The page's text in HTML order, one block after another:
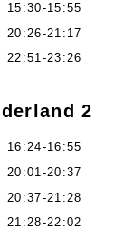
15:30-15:55
20:26-21:17
22:51-23:26
2
16:24-16:55
20:01-20:37
20:37-21:28
21:28-22:02